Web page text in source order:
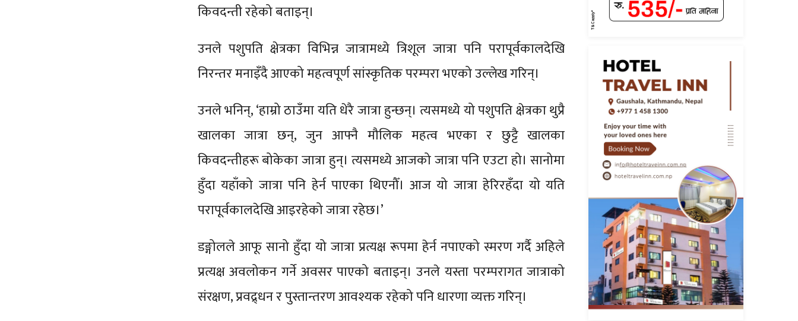
किवदन्ती रहेको बताइन्।
उनले पशुपति क्षेत्रका विभिन्न जात्रामध्ये त्रिशूल जात्रा पनि परापूर्वकालदेखि
निरन्तर मनाइँदै आएको महत्वपूर्ण सांस्कृतिक परम्परा भएको उल्लेख गरिन्।
उनले भनिन्, ‘हाम्रो ठाउँमा यति धेरै जात्रा हुन्छन्। त्यसमध्ये यो पशुपति क्षेत्रका थुप्रै
खालका जात्रा छन्, जुन आफ्नै मौलिक महत्व भएका र छुट्टै खालका
किवदन्तीहरू बोकेका जात्रा हुन्। त्यसमध्ये आजको जात्रा पनि एउटा हो। सानोमा
हुँदा यहाँको जात्रा पनि हेर्न पाएका थिएनौँ। आज यो जात्रा हेरिरहँदा यो यति
परापूर्वकालदेखि आइरहेको जात्रा रहेछ।’
डङ्गोलले आफू सानो हुँदा यो जात्रा प्रत्यक्ष रूपमा हेर्न नपाएको स्मरण गर्दै अहिले
प्रत्यक्ष अवलोकन गर्ने अवसर पाएको बताइन्। उनले यस्ता परम्परागत जात्राको
संरक्षण, प्रवद्र्धन र पुस्तान्तरण आवश्यक रहेको पनि धारणा व्यक्त गरिन्।